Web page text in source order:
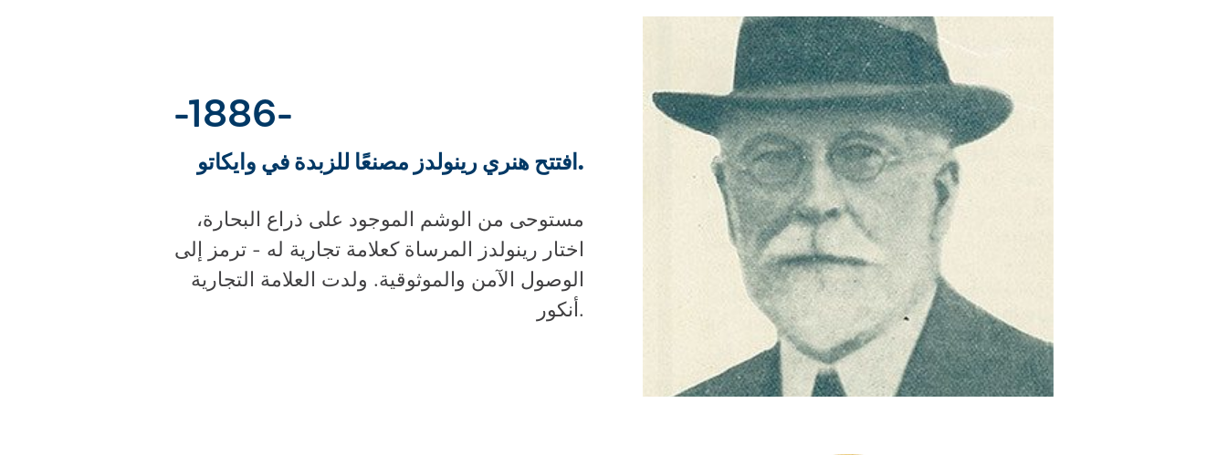
-1886-
افتتح هنري رينولدز مصنعًا للزبدة في وايكاتو.
مستوحى من الوشم الموجود على ذراع البحارة،
اختار رينولدز المرساة كعلامة تجارية له - ترمز إلى
الوصول الآمن والموثوقية. ولدت العلامة التجارية
أنكور.